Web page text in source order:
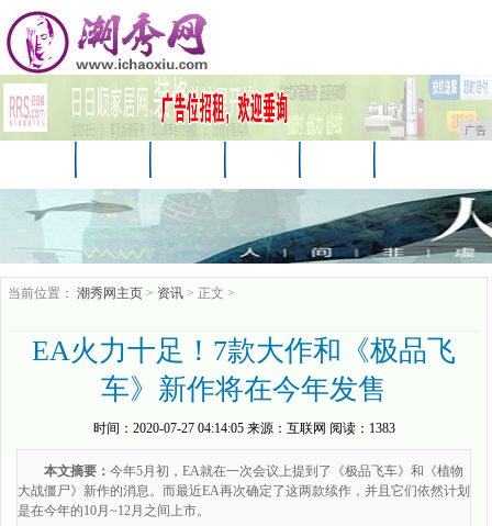
广告
企业 游戏
当前位置： 潮秀网主页 > 资讯 > 正文 >
EA火力十足！7款大作和《极品飞
车》新作将在今年发售
时间： 2020-07-27 04:14:05来源： 互联网 阅读：1383
本文摘要： ​今年5月初，EA就在一次会议上提到了《极品飞车》和《植物
大战僵尸》新作的消息。而最近EA再次确定了这两款续作，并且它们依然计划
是在今年的10月~12月之间上市。